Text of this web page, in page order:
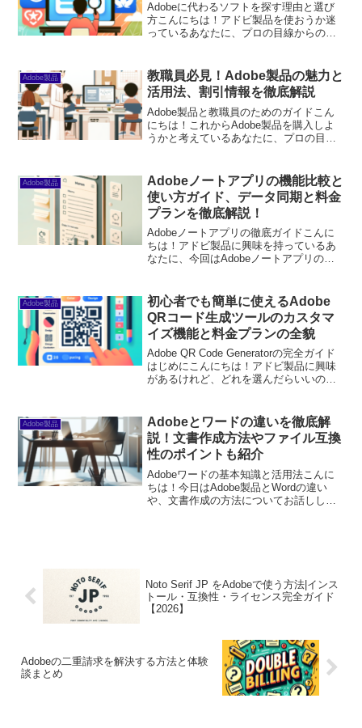
Adobeに代わるソフトを探す理由と選び
方こんにちは！アドビ製品を使おうか迷
っているあなたに、プロの目線からのア
など、初心者にとっては悩みの種がたく
さんありますよね。こ...
Adobe製品
教職員必見！Adobe製品の魅力と
活用法、割引情報を徹底解説
Adobe製品と教職員のためのガイドこん
にちは！これからAdobe製品を購入しよ
うかと考えているあなたに、プロの目線
方法や割引情報は非常に重要ですよね。
この記事を通じて...
Adobe製品
Adobeノートアプリの機能比較と
使い方ガイド、データ同期と料金
プランを徹底解説！
Adobeノートアプリの徹底ガイドこんに
ちは！アドビ製品に興味を持っているあ
なたに、今回はAdobeノートアプリの魅
使い方が悩みどころですよね。この記事
では、Adobe...
Adobe製品
初心者でも簡単に使えるAdobe
QRコード生成ツールのカスタマ
イズ機能と料金プランの全貌
Adobe QR Code Generatorの完全ガイド
はじめにこんにちは！アドビ製品に興味
があるけれど、どれを選んだらいいのか
ます。QRコード...
Adobe製品
Adobeとワードの違いを徹底解
説！文書作成方法やファイル互換
性のポイントも紹介
Adobeワードの基本知識と活用法こんに
ちは！今日はAdobe製品とWordの違い
や、文書作成の方法についてお話ししま
Noto Serif JP をAdobeで使う方法|インス
トール・互換性・ライセンス完全ガイド
【2026】
Adobeの二重請求を解決する方法と体験
談まとめ